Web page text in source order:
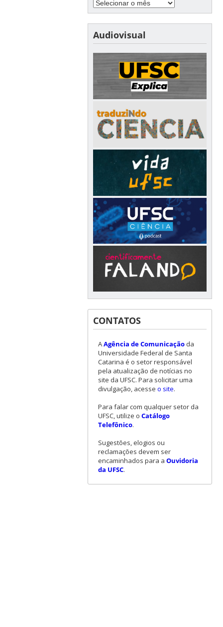
Audiovisual
CONTATOS
AAgência de Comunicaçãoda
Universidade Federal de Santa
Catarina é o setor responsável
pela atualização de notícias no
site da UFSC. Para solicitar uma
divulgação, acesse o site.
Para falar com qualquer setor da
UFSC, utilize o Catálogo
Telefônico.
Sugestões, elogios ou
reclamações devem ser
encaminhados para a Ouvidoria
da UFSC.